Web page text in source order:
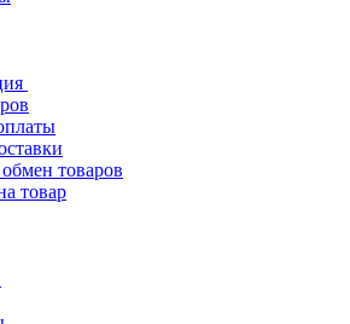
товаров
товар